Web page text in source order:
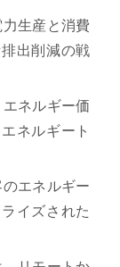
生産と消費
出削減の戦
ネルギー価
ネルギート
エネルギー
イズされた